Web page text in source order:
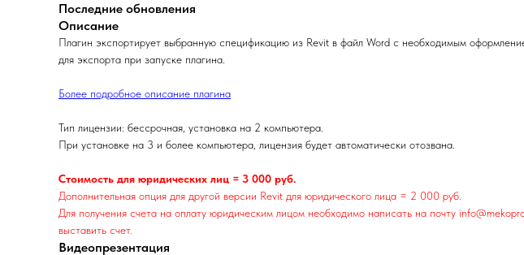
Последние обновления
Описание
Плагин экспортирует выбранную спецификацию из Revit в файл Word с необходимым
для экспорта при запуске плагина.
Более подробное описание плагина
Тип лицензии: бессрочная, установка на 2 компьютера.
При установке на 3 и более компьютера, лицензия будет автоматически отозвана.
Стоимость для юридических лиц = 3 000 руб.
Дополнительная опция для другой версии Revit для юридического лица = 2 000 руб.
Для получения счета на оплату юридическим лицом необходимо написать на почту
выставить счет.
Видеопрезентация